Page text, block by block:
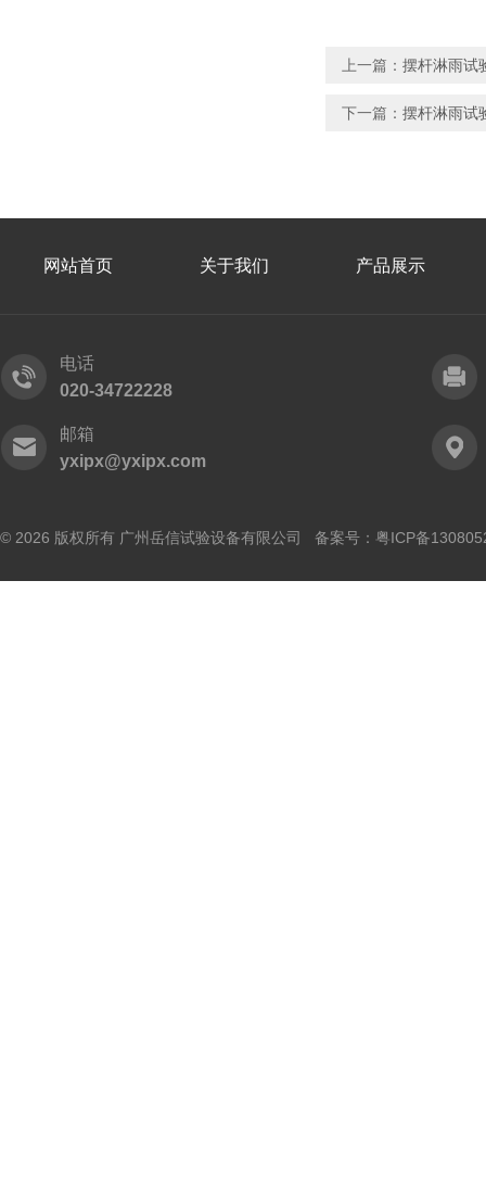
上一篇： 摆杆淋雨试
下一篇： 摆杆淋雨试
网站首页 关于我们 产品展示
电话
020-34722228
邮箱
yxipx@yxipx.com
© 2026 版权所有 广州岳信试验设备有限公司 备案号： 粤ICP备